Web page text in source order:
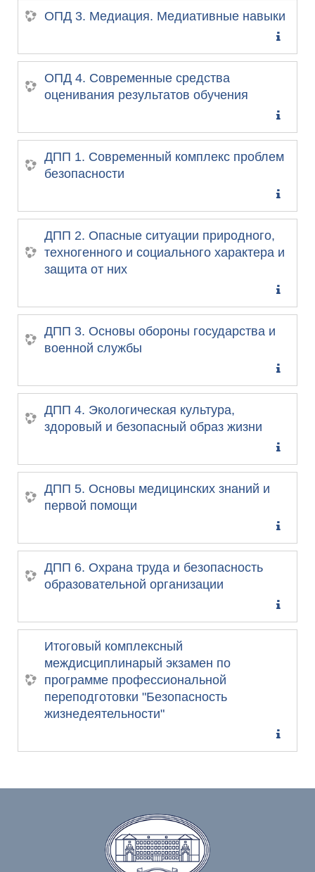
ОПД 3. Медиация. Медиативные навыки
ОПД 4. Современные средства
оценивания результатов обучения
ДПП 1. Современный комплекс проблем
безопасности
ДПП 2. Опасные ситуации природного,
техногенного и социального характера и
защита от них
ДПП 3. Основы обороны государства и
военной службы
ДПП 4. Экологическая культура,
здоровый и безопасный образ жизни
ДПП 5. Основы медицинских знаний и
первой помощи
ДПП 6. Охрана труда и безопасность
образовательной организации
Итоговый комплексный
междисциплинарый экзамен по
программе профессиональной
переподготовки "Безопасность
жизнедеятельности"